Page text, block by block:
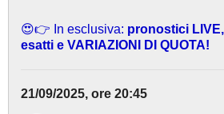
😍👉 In esclusiva: pronostici
esatti e VARIAZIONI DI QUOTA!
21/09/2025, ore 20:45